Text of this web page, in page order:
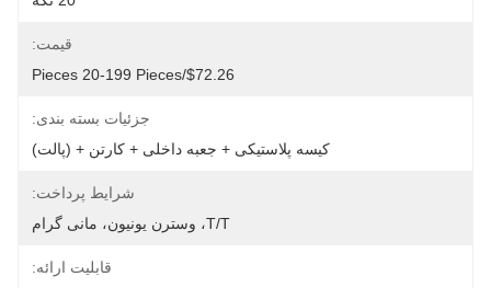
قیمت:
$72.26/pieces 20-199 Pieces
جزئیات بسته بندی:
کیسه پلاستیکی + جعبه داخلی + کارتن + (پالت)
شرایط پرداخت:
T/T، وسترن یونیون، مانی گرام
قابلیت ارائه: